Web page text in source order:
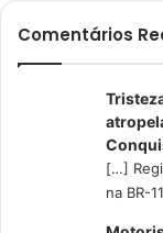
Comentários
[…]
na BR-